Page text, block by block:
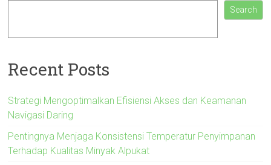
Search
Recent Posts
Strategi Mengoptimalkan Efisiensi Akses dan Keamanan
Navigasi Daring
Pentingnya Menjaga Konsistensi Temperatur Penyimpanan
Terhadap Kualitas Minyak Alpukat